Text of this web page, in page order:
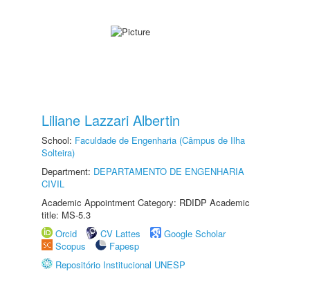
Liliane Lazzari Albertin
School: Faculdade de Engenharia (Câmpus de Ilha
Solteira)
Department: DEPARTAMENTO DE ENGENHARIA
CIVIL
Academic Appointment Category: RDIDP Academic
title: MS-5.3
Orcid
CV Lattes
Google Scholar
Scopus
Fapesp
Repositório Institucional UNESP